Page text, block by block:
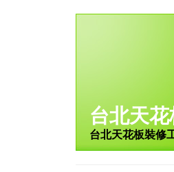
台北天
台北天花板裝修